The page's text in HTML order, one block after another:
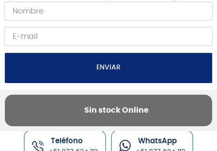
ENVIAR
Sin stock Online
Canales de venta y asesoría
Teléfono WhatsApp